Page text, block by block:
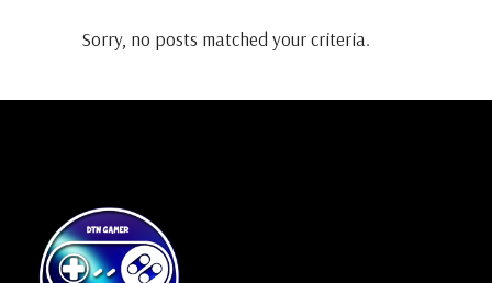
Sorry, no posts matched your criteria.